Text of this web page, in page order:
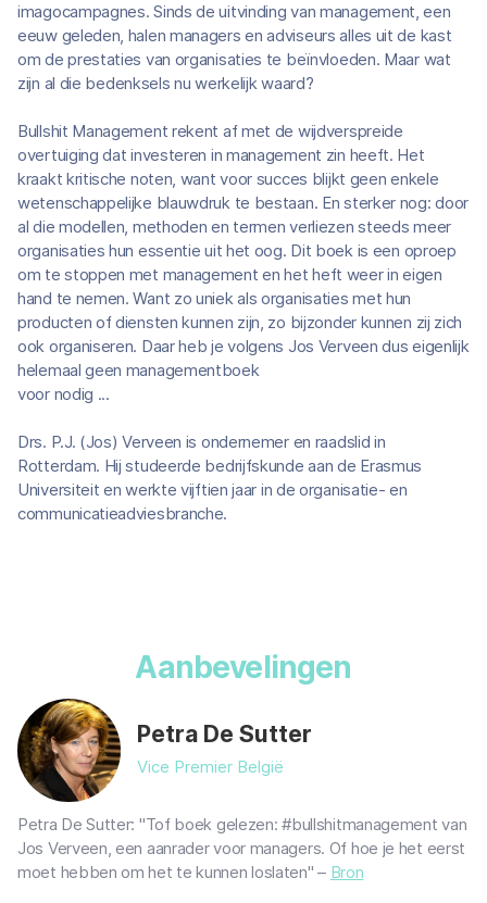
imagocampagnes. Sinds de uitvinding van management, een
eeuw geleden, halen managers en adviseurs alles uit de kast
om de prestaties van organisaties te beïnvloeden. Maar wat
zijn al die bedenksels nu werkelijk waard?
Bullshit Management rekent af met de wijdverspreide
overtuiging dat investeren in management zin heeft. Het
kraakt kritische noten, want voor succes blijkt geen enkele
wetenschappelijke blauwdruk te bestaan. En sterker nog: door
al die modellen, methoden en termen verliezen steeds meer
organisaties hun essentie uit het oog. Dit boek is een oproep
om te stoppen met management en het heft weer in eigen
hand te nemen. Want zo uniek als organisaties met hun
producten of diensten kunnen zijn, zo bijzonder kunnen zij zich
ook organiseren. Daar heb je volgens Jos Verveen dus eigenlijk
helemaal geen managementboek
voor nodig ...
Drs. P.J. (Jos) Verveen is ondernemer en raadslid in
Rotterdam. Hij studeerde bedrijfskunde aan de Erasmus
Universiteit en werkte vijftien jaar in de organisatie- en
communicatieadviesbranche.
Aanbevelingen
Petra De Sutter
Vice Premier België
Petra De Sutter: "Tof boek gelezen: #bullshitmanagement van
Jos Verveen, een aanrader voor managers. Of hoe je het eerst
moet hebben om het te kunnen loslaten" – Bron